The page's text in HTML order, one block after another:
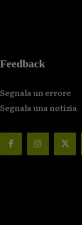
Feedback
Segnala un errore
Segnala una notizia